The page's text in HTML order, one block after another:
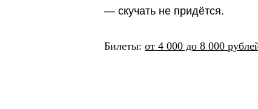
— скучать не придётся.
Билеты: от 4 000 до 8 000